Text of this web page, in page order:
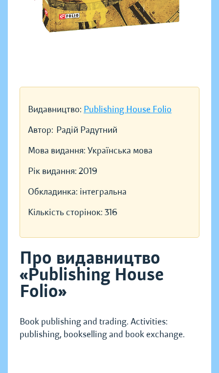
Видавництво: Publishing House Folio
Автор: Радій Радутний
Мова видання: Українська мова
Рік видання: 2019
Обкладинка: інтегральна
Кількість сторінок: 316
Про видавництво
«Publishing House
Folio»
Book publishing and trading. Activities:
publishing, bookselling and book exchange.